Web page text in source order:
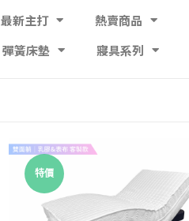
最新主打 熱賣商品
彈簧床墊
寢具系列
特價